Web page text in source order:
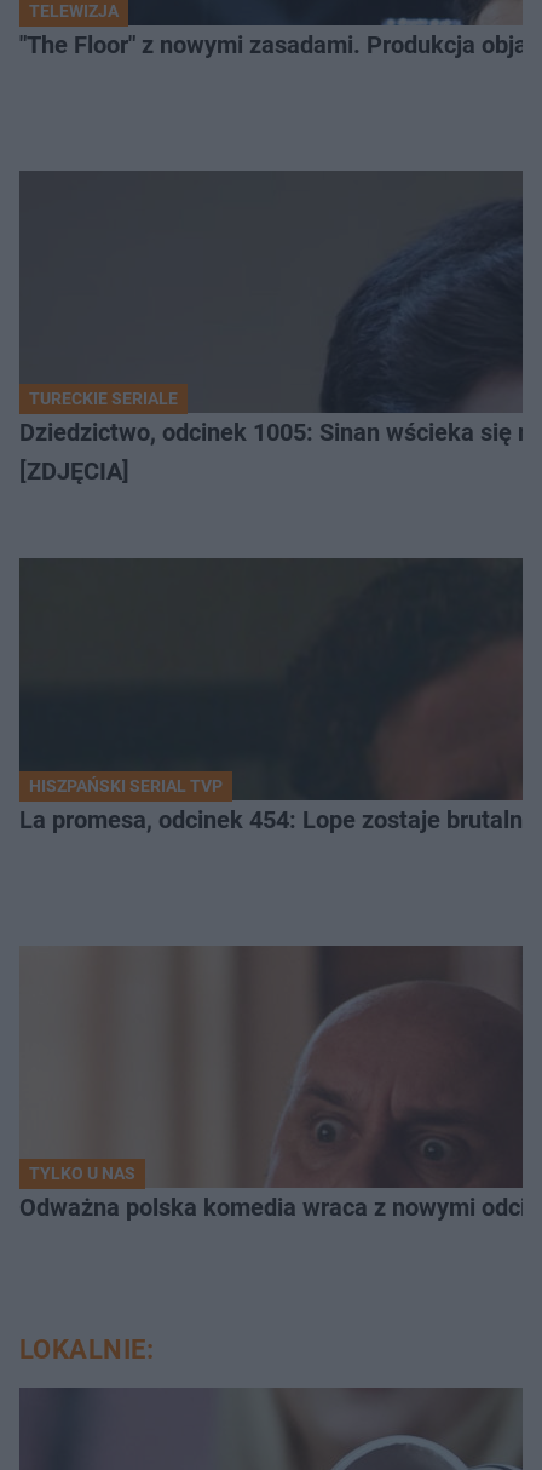
TELEWIZJA
"The Floor" z nowymi zasadami. Produkcja
TURECKIE SERIALE
Dziedzictwo, odcinek 1005: Sinan wścieka się
[ZDJĘCIA]
HISZPAŃSKI SERIAL TVP
La promesa, odcinek 454: Lope zostaje
TYLKO U NAS
Odważna polska komedia wraca z nowymi
LOKALNIE: